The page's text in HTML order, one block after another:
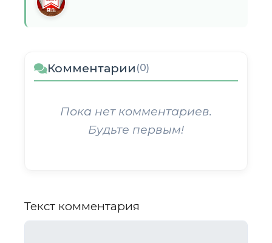
Комментарии (0)
Пока нет комментариев.
Будьте первым!
Текст комментария